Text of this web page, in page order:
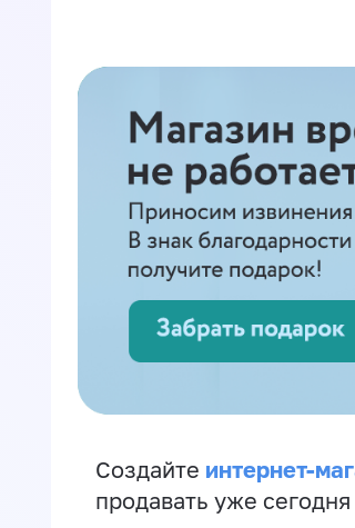
Создайте интернет-
продавать уже сегодня